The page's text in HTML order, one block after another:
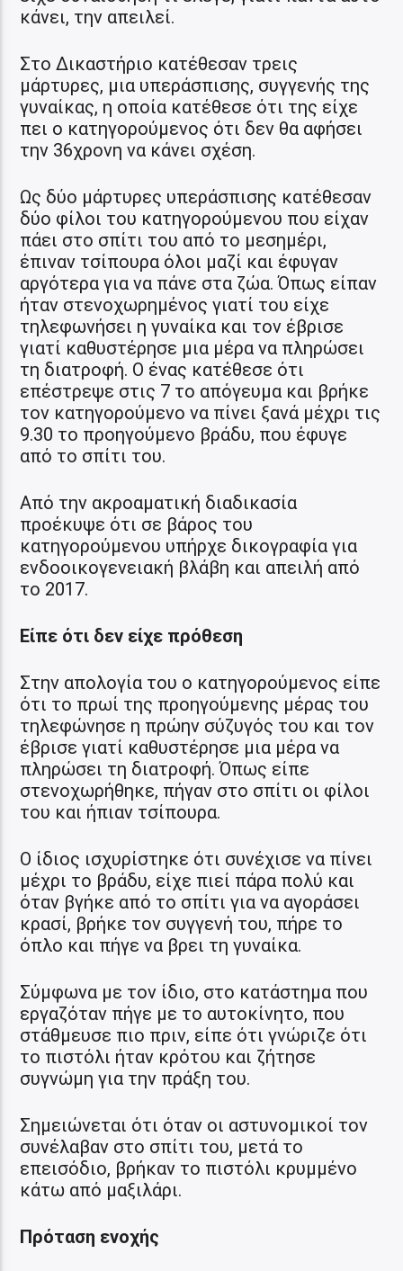
κάνει, την απειλεί.
Στο Δικαστήριο κατέθεσαν τρεις
μάρτυρες, μια υπεράσπισης, συγγενής της
γυναίκας, η οποία κατέθεσε ότι της είχε
πει ο κατηγορούμενος ότι δεν θα αφήσει
την 36χρονη να κάνει σχέση.
Ως δύο μάρτυρες υπεράσπισης κατέθεσαν
δύο φίλοι του κατηγορούμενου που είχαν
πάει στο σπίτι του από το μεσημέρι,
έπιναν τσίπουρα όλοι μαζί και έφυγαν
αργότερα για να πάνε στα ζώα. Όπως είπαν
ήταν στενοχωρημένος γιατί του είχε
τηλεφωνήσει η γυναίκα και τον έβρισε
γιατί καθυστέρησε μια μέρα να πληρώσει
τη διατροφή. Ο ένας κατέθεσε ότι
επέστρεψε στις 7 το απόγευμα και βρήκε
τον κατηγορούμενο να πίνει ξανά μέχρι τις
9.30 το προηγούμενο βράδυ, που έφυγε
από το σπίτι του.
Από την ακροαματική διαδικασία
προέκυψε ότι σε βάρος του
κατηγορούμενου υπήρχε δικογραφία για
ενδοοικογενειακή βλάβη και απειλή από
το 2017.
Είπε ότι δεν είχε πρόθεση
Στην απολογία του ο κατηγορούμενος είπε
ότι το πρωί της προηγούμενης μέρας του
τηλεφώνησε η πρώην σύζυγός του και τον
έβρισε γιατί καθυστέρησε μια μέρα να
πληρώσει τη διατροφή. Όπως είπε
στενοχωρήθηκε, πήγαν στο σπίτι οι φίλοι
του και ήπιαν τσίπουρα.
Ο ίδιος ισχυρίστηκε ότι συνέχισε να πίνει
μέχρι το βράδυ, είχε πιεί πάρα πολύ και
όταν βγήκε από το σπίτι για να αγοράσει
κρασί, βρήκε τον συγγενή του, πήρε το
όπλο και πήγε να βρει τη γυναίκα.
Σύμφωνα με τον ίδιο, στο κατάστημα που
εργαζόταν πήγε με το αυτοκίνητο, που
στάθμευσε πιο πριν, είπε ότι γνώριζε ότι
το πιστόλι ήταν κρότου και ζήτησε
συγνώμη για την πράξη του.
Σημειώνεται ότι όταν οι αστυνομικοί τον
συνέλαβαν στο σπίτι του, μετά το
επεισόδιο, βρήκαν το πιστόλι κρυμμένο
κάτω από μαξιλάρι.
Πρόταση ενοχής